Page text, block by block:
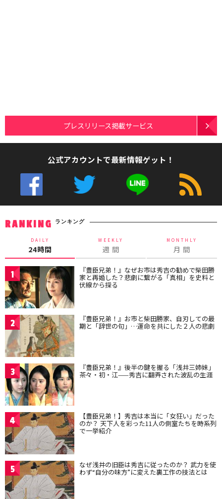
プレスリリース掲載サービス
公式アカウントで最新情報ゲット！
RANKING ランキング
DAILY
24時間
WEEKLY
週 間
MONTHLY
月 間
1 『豊臣兄弟！』なぜお市は秀吉の勧めで柴田勝
家と再婚した？悲劇に繋がる「真相」を史料と
伏線から探る
2 『豊臣兄弟！』お市と柴田勝家、自刃しての最
期と「辞世の句」…運命を共にした２人の悲劇
3 『豊臣兄弟！』後半の鍵を握る「浅井三姉妹」
茶々・初・江——秀吉に翻弄された波乱の生涯
4 【豊臣兄弟！】秀吉は本当に「女狂い」だった
のか？ 天下人を彩った11人の側室たちを時系列
で一挙紹介
5 なぜ浅井の旧臣は秀吉に従ったのか？ 武力を使
わず“自分の味方”に変えた裏工作の技法とは